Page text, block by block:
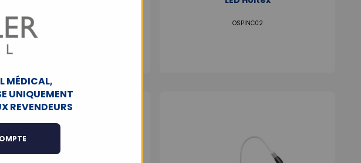
OSPINC02
MÉDICAL,
UNIQUEMENT
REVENDEURS